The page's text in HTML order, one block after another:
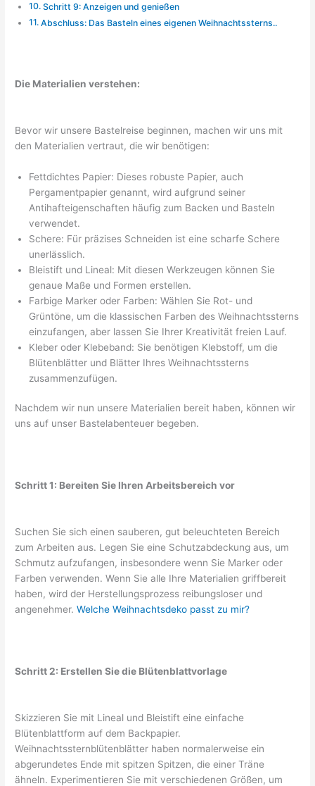
Schritt 9: Anzeigen und genießen
Abschluss: Das Basteln eines eigenen Weihnachtssterns..
Die Materialien verstehen:
Bevor wir unsere Bastelreise beginnen, machen wir uns mit
den Materialien vertraut, die wir benötigen:
Fettdichtes Papier: Dieses robuste Papier, auch
Pergamentpapier genannt, wird aufgrund seiner
Antihafteigenschaften häufig zum Backen und Basteln
verwendet.
Schere: Für präzises Schneiden ist eine scharfe Schere
unerlässlich.
Bleistift und Lineal: Mit diesen Werkzeugen können Sie
genaue Maße und Formen erstellen.
Farbige Marker oder Farben: Wählen Sie Rot- und
Grüntöne, um die klassischen Farben des Weihnachtssterns
einzufangen, aber lassen Sie Ihrer Kreativität freien Lauf.
Kleber oder Klebeband: Sie benötigen Klebstoff, um die
Blütenblätter und Blätter Ihres Weihnachtssterns
zusammenzufügen.
Nachdem wir nun unsere Materialien bereit haben, können wir
uns auf unser Bastelabenteuer begeben.
Schritt 1: Bereiten Sie Ihren Arbeitsbereich vor
Suchen Sie sich einen sauberen, gut beleuchteten Bereich
zum Arbeiten aus. Legen Sie eine Schutzabdeckung aus, um
Schmutz aufzufangen, insbesondere wenn Sie Marker oder
Farben verwenden. Wenn Sie alle Ihre Materialien griffbereit
haben, wird der Herstellungsprozess reibungsloser und
angenehmer.Welche Weihnachtsdeko passt zu mir?
Schritt 2: Erstellen Sie die Blütenblattvorlage
Skizzieren Sie mit Lineal und Bleistift eine einfache
Blütenblattform auf dem Backpapier.
Weihnachtssternblütenblätter haben normalerweise ein
abgerundetes Ende mit spitzen Spitzen, die einer Träne
ähneln. Experimentieren Sie mit verschiedenen Größen, um